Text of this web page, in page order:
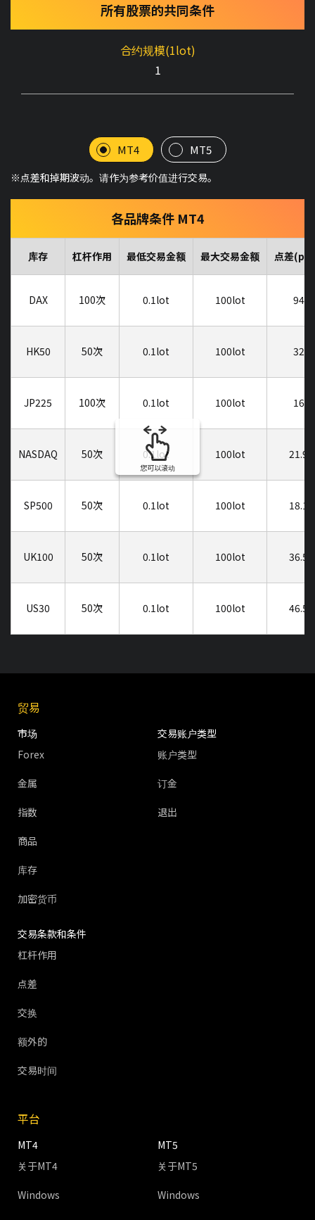
所有股票的共同条件
合约规模(1lot)
1
MT4 MT5
※点差和掉期波动。请作为参考价值进行交易。
各品牌条件 MT4
库存 杠杆作用 最低交易金额 最大交易金额 点差
DAX 100次 0.1lot 100lot 94
HK50 50次 0.1lot 100lot 32
JP225 100次 0.1lot 100lot 16
NASDAQ 50次 0.1lot 100lot 21.9
SP500 50次 0.1lot 100lot 18.1
UK100 50次 0.1lot 100lot 36.5
US30 50次 0.1lot 100lot 46.5
您可以滚动
贸易
市场
Forex
金属
指数
商品
库存
加密货币
交易账户类型
账户类型
订金
退出
交易条款和条件
杠杆作用
点差
交换
额外的
交易时间
平台
MT4
关于MT4
Windows
MT5
关于MT5
Windows